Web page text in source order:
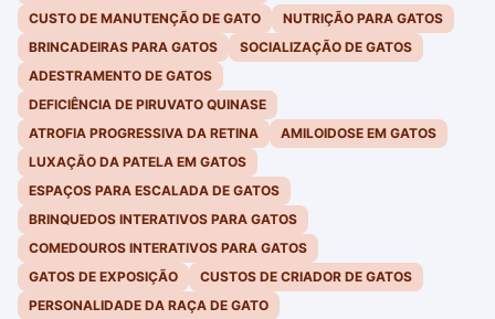
CUSTO DE MANUTENÇÃO DE GATO
NUTRIÇÃO PARA GATOS
BRINCADEIRAS PARA GATOS
SOCIALIZAÇÃO DE GATOS
ADESTRAMENTO DE GATOS
DEFICIÊNCIA DE PIRUVATO QUINASE
ATROFIA PROGRESSIVA DA RETINA
AMILOIDOSE EM GATOS
LUXAÇÃO DA PATELA EM GATOS
ESPAÇOS PARA ESCALADA DE GATOS
BRINQUEDOS INTERATIVOS PARA GATOS
COMEDOUROS INTERATIVOS PARA GATOS
GATOS DE EXPOSIÇÃO
CUSTOS DE CRIADOR DE GATOS
PERSONALIDADE DA RAÇA DE GATO